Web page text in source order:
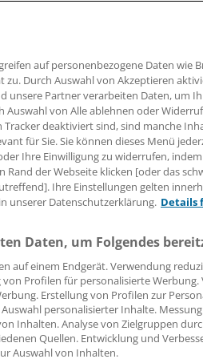
Ohne Krankheitswert lassen
absetzen.
Schönheitsoperation sind
Das gilt auch, wenn
wird,wie jetzt das
entschied.
der
auf personenbezogene Daten wie
Durch Auswahl von Akzeptieren
unsere Partner verarbeiten Daten, um
Auswahl von Alle ablehnen oder
deaktiviert sind, sind manche
für Sie. Sie können dieses Menü
Ihre Einwilligung zu widerrufen, indem
der Webseite klicken [oder das
Ihre Einstellungen gelten
unserer Datenschutzerklärung. Details
Daten, um Folgendes
auf einem Endgerät. Verwendung
Profilen für personalisierte
Erstellung von Profilen zur
personalisierter Inhalte.
Inhalten. Analyse von Zielgruppen
Quellen. Entwicklung und
Auswahl von Inhalten.